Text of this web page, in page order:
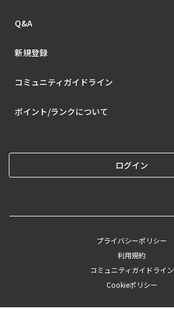
Q&A
新規登録
コミュニティガイドライン
ポイント/ランクについて
ログイン
プライバシーポリシー
利用規約
コミュニティガイドライン
Cookieポリシー